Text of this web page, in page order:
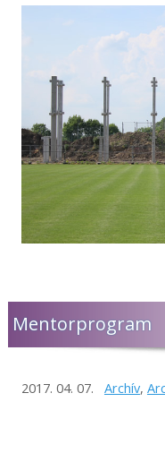
Mentorprogram
2017. 04. 07. Archív,